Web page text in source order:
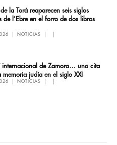
la Torá reaparecen seis siglos
de l’Ebre en el forro de dos libros
NOTICIAS
internacional de Zamora… una cita
memoria judía en el siglo XXI
NOTICIAS